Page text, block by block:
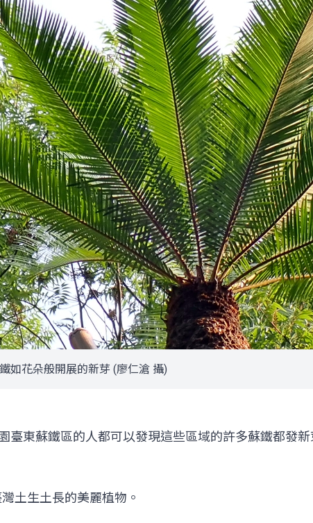
如花朵般開展的新芽 (廖仁滄 攝)
臺東蘇鐵區的人都可以發現這些區域的許多蘇鐵都發
土生土長的美麗植物。